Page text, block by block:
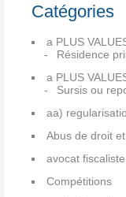
Catégories
a PLUS
Résidence
a PLUS
Sursis ou
aa)
Abus de droit
avocat fiscaliste
Compétitions